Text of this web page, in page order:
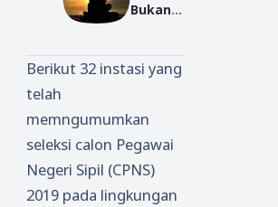
Bukan
Nafsu
Berikut 32 instasi yang
telah
memngumumkan
seleksi calon Pegawai
Negeri Sipil (CPNS)
2019 pada lingkungan